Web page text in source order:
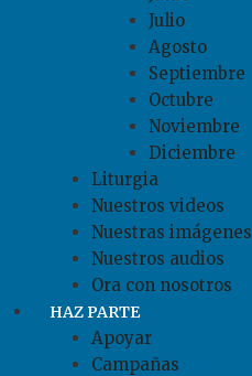
Julio
Agosto
Septiembre
Octubre
Noviembre
Diciembre
Liturgia
Nuestros videos
Nuestras imágenes
Nuestros audios
Ora con nosotros
HAZ PARTE
Apoyar
Campañas